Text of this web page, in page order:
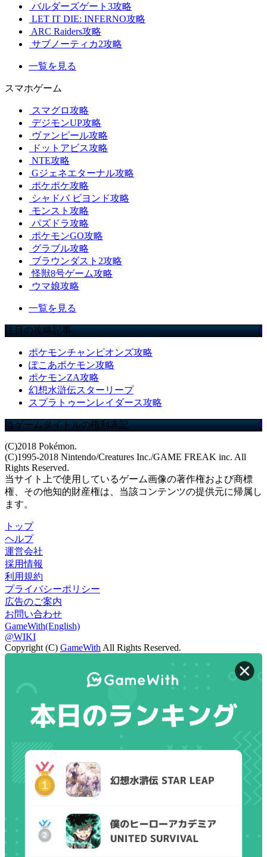
バルダーズゲート3攻略
LET IT DIE: INFERNO攻略
ARC Raiders攻略
サブノーティカ2攻略
一覧を見る
スマホゲーム
スマグロ攻略
デジモンUP攻略
ヴァンピール攻略
ドットアビス攻略
NTE攻略
Gジェネエターナル攻略
ポケポケ攻略
シャドバ ビヨンド攻略
モンスト攻略
パズドラ攻略
ポケモンGO攻略
グラブル攻略
ブラウンダスト2攻略
怪獣8号ゲーム攻略
ウマ娘攻略
一覧を見る
注目の攻略記事
ポケモンチャンピオンズ攻略
ぽこあポケモン攻略
ポケモンZA攻略
幻想水滸伝スターリープ
スプラトゥーンレイダース攻略
当ゲームタイトルの権利表記
(C)2018 Pokémon.
(C)1995-2018 Nintendo/Creatures Inc./GAME FREAK inc. All
Rights Reserved.
当サイト上で使用しているゲーム画像の著作権および商標
権、その他知的財産権は、当該コンテンツの提供元に帰属し
ます。
トップ
ヘルプ
運営会社
採用情報
利用規約
プライバシーポリシー
広告のご案内
お問い合わせ
GameWith(English)
@WIKI
Copyright (C) GameWith All Rights Reserved.